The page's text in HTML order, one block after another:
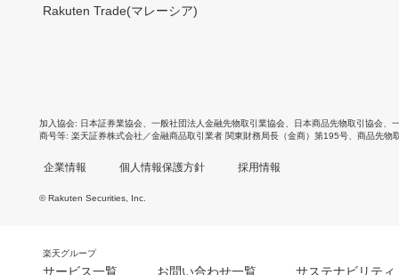
Rakuten Trade(マレーシア)
加入協会 日本証券業協会 一般社団法人金融先物取引業協会 日本商品先物取引協会
商号等 楽天証券株式会社／金融商品取引業者 関東財務局長（金商）第195号、商品先物
企業情報 個人情報保護方針 採用情報
© Rakuten Securities, Inc.
楽天グループ
サービス一覧 お問い合わせ一覧 サステナビリティ